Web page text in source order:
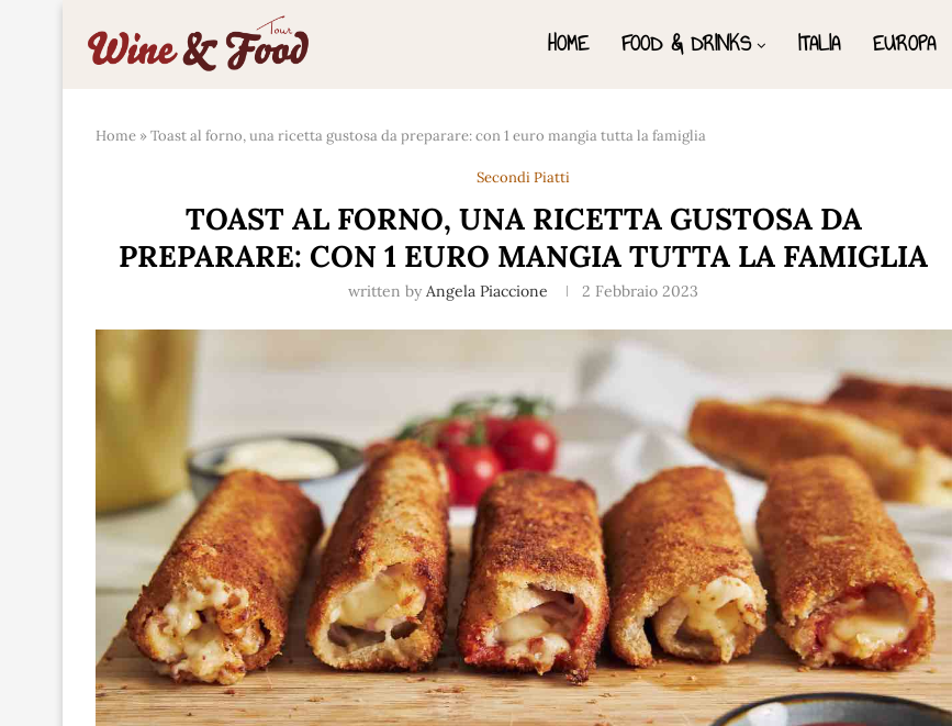
HOME FOOD & DRINKS ITALIA EUROPA
Home »Toast al forno, una ricetta gustosa da preparare: con 1 euro mangia tutta la famiglia
Secondi Piatti
TOAST AL FORNO, UNA RICETTA GUSTOSA DA
PREPARARE: CON 1 EURO MANGIA TUTTA LA FAMIGLIA
written byAngela Piaccione 2 Febbraio 2023